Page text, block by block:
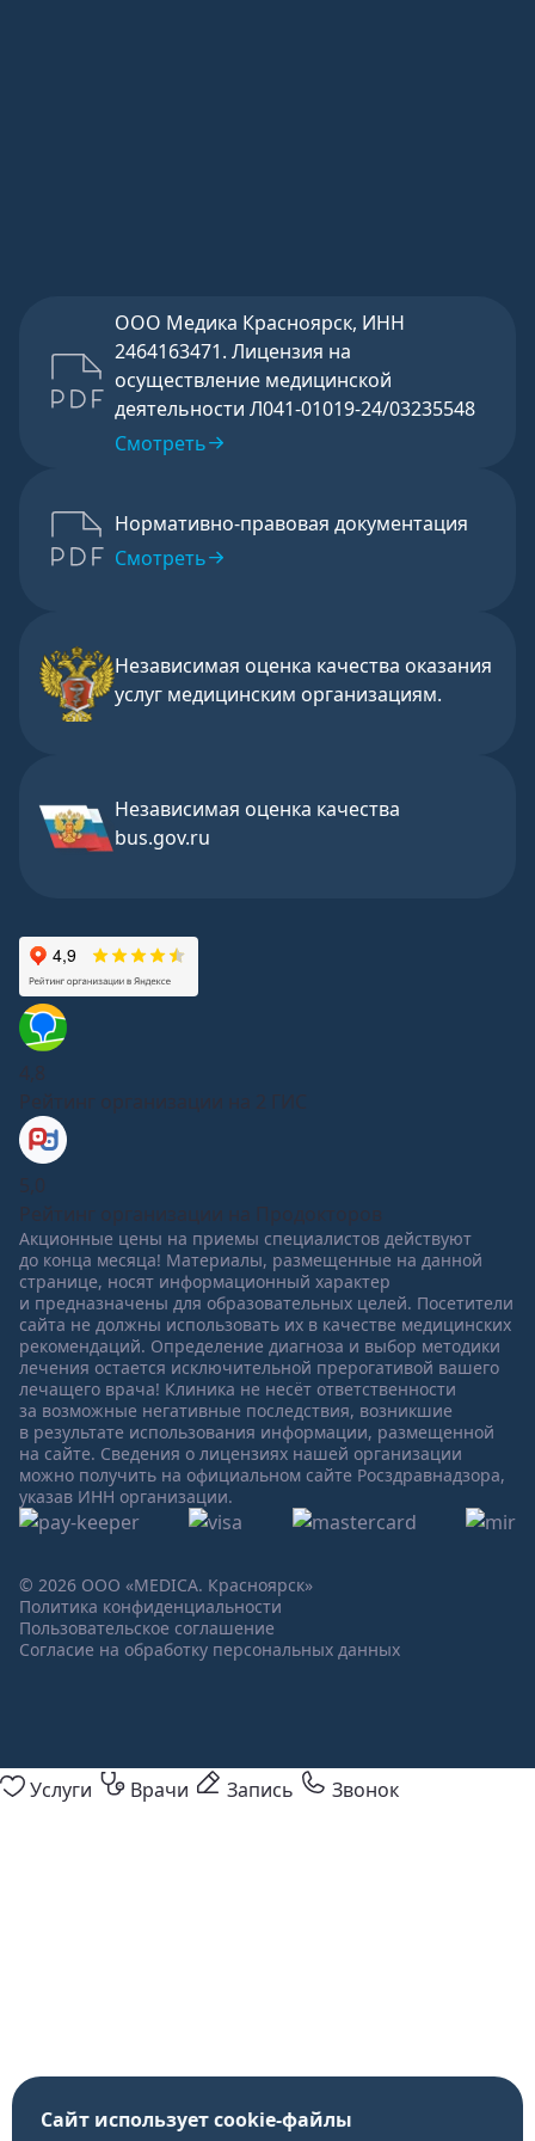
ООО Медика Красноярск, ИНН
2464163471. Лицензия на
осуществление медицинской
деятельности Л041-01019-24/03235548
Смотреть
Нормативно-правовая документация
Смотреть
Независимая оценка качества оказания
услуг медицинским организациям.
Независимая оценка качества
bus.gov.ru
4,8
Рейтинг организации на 2 ГИС
5,0
Рейтинг организации на Продокторов
Акционные цены на приемы специалистов действуют
до конца месяца! Материалы, размещенные на данной
странице, носят информационный характер
и предназначены для образовательных целей. Посетители
сайта не должны использовать их в качестве медицинских
рекомендаций. Определение диагноза и выбор методики
лечения остается исключительной прерогативой вашего
лечащего врача! Клиника не несёт ответственности
за возможные негативные последствия, возникшие
в результате использования информации, размещенной
на сайте. Сведения о лицензиях нашей организации
можно получить на официальном сайте Росздравнадзора,
указав ИНН организации.
© 2026 ООО «MEDICA. Красноярск»
Политика конфиденциальности
Пользовательское соглашение
Согласие на обработку персональных данных
Услуги Врачи Запись Звонок
Сайт использует cookie-файлы